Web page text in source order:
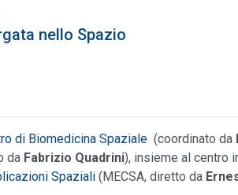
nello Spazio
di Biomedicina Spaziale (coordinato da
da Fabrizio Quadrini), insieme al centro
Spaziali (MECSA, diretto da